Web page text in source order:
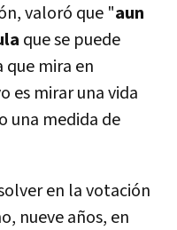
valoró que "aun
que se puede
que mira en
es mirar una vida
una medida de
en la votación
nueve años, en